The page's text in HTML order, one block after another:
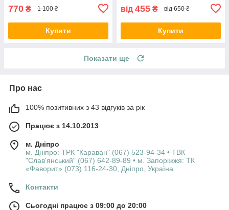
770 ₴ 1 100 ₴
Купити
від 455 ₴ від 650 ₴
Купити
Показати ще
Про нас
100% позитивних з 43 відгуків за рік
Працює з 14.10.2013
м. Дніпро
м. Дніпро: ТРК "Караван" (067) 523-94-34 • ТВК
"Слав'янський" (067) 642-89-89 • м. Запоріжжя: ТК
«Фаворит» (073) 116-24-30, Дніпро, Україна
Контакти
Сьогодні працює з 09:00 до 20:00